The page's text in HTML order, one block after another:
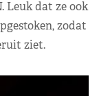
Leuk dat ze ook
zodat
ziet.